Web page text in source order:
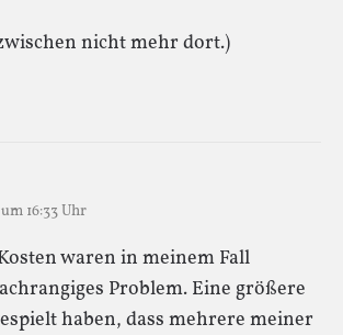
nicht mehr dort.)
16:33 Uhr
waren in meinem Fall
Problem. Eine größere
haben, dass mehrere meiner